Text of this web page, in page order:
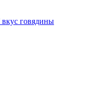
говядины